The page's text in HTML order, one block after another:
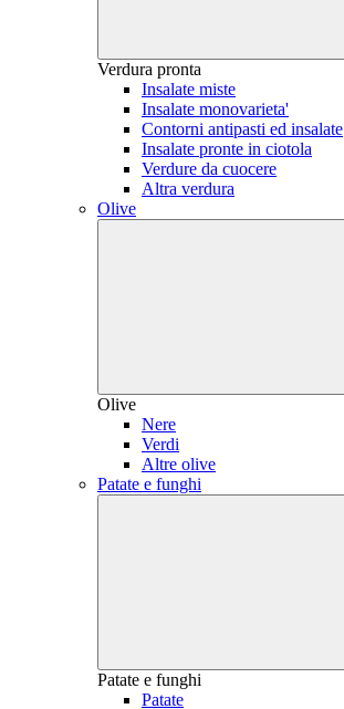
Verdura pronta
Insalate miste
Insalate monovarieta'
Contorni antipasti ed insalate
Insalate pronte in ciotola
Verdure da cuocere
Altra verdura
Olive
Olive
Nere
Verdi
Altre olive
Patate e funghi
Patate e funghi
Patate